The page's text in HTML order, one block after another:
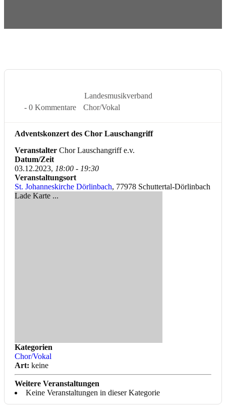
Landesmusikverband
- 0 Kommentare
Chor/Vokal
Adventskonzert des Chor Lauschangriff
Veranstalter Chor Lauschangriff e.v.
Datum/Zeit
03.12.2023, 18:00 - 19:30
Veranstaltungsort
St. Johanneskirche Dörlinbach, 77978 Schuttertal-Dörlinbach
Lade Karte ...
Kategorien
Chor/Vokal
Art: keine
Weitere Veranstaltungen
Keine Veranstaltungen in dieser Kategorie